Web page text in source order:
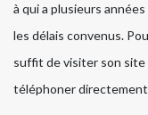
à qui a plusieurs
les délais convenus.
suffit de visiter son
téléphoner